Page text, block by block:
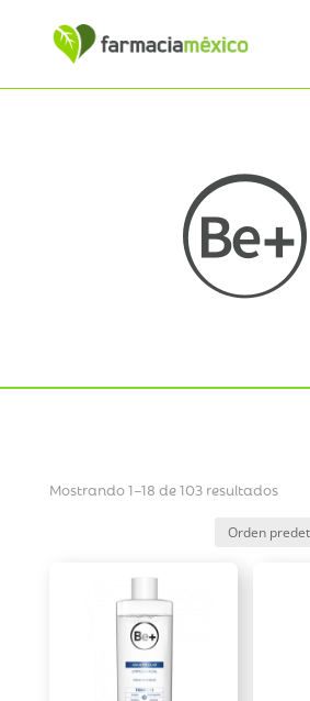
Mostrando 1–18 de 103 resultados